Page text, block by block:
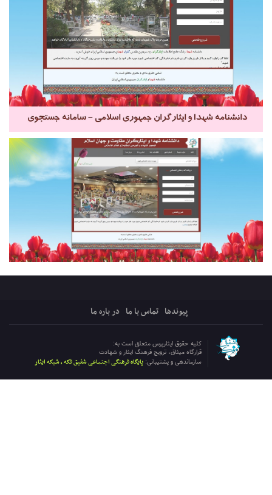
پیوندها تماس با ما در باره ما
کلیه حقوق ایثارپرس متعلق است به:
قرارگاه میثاق، ترویج فرهنگ ایثار و شهادت
سازماندهی و پشتیبانی: پایگاه فرهنگی اجتماعی شفیق فکه ، شبکه ایثار